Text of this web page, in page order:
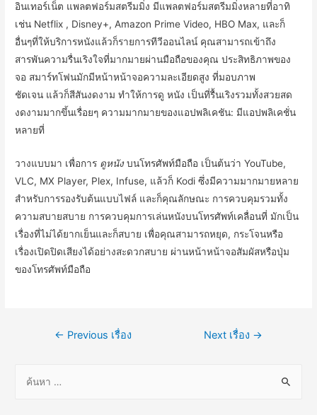
อินเทอร์เน็ต แพลตฟอร์มสตรีมมิ่ง มีแพลตฟอร์มสตรีมมิ่งหลายที่อาทิ
เช่น Netflix , Disney+, Amazon Prime Video, HBO Max, และก็
อื่นๆที่ให้บริการหนังแล้วก็รายการทีวีออนไลน์ คุณสามารถเข้าถึง
สารพันความรื่นเริงใจที่มากมายผ่านมือถือของคุณ ประสิทธิภาพของ
จอ สมาร์ทโฟนมักมีหน้าหน้าจอความละเอียดสูง ที่มอบภาพ
ชัดเจน แล้วก็สีสันงดงาม ทำให้การดู หนัง เป็นที่รื้นเริงรวมทั้งสวยสด
งดงามมากขึ้นเรื่อยๆ ความมากมายของแอปพลิเคชัน:มีแอปพลิเคชั่น
หลายที่
วางแบบมา เพื่อการ ดูหนังบนโทรศัพท์มือถือ เป็นต้นว่า YouTube,
VLC, MX Player, Plex, Infuse, แล้วก็ Kodiซึ่งมีความมากมายหลาย
สำหรับการรองรับต้นแบบไฟล์ และก็คุณลักษณะ การควบคุมรวมทั้ง
ความสบายสบาย การควบคุมการเล่นหนังบนโทรศัพท์เคลื่อนที่ มักเป็น
เรื่องที่ไม่ได้ยากเย็นและก็สบาย เพื่อคุณสามารถหยุด, กระโจนหรือ
เรื่องเปิดปิดเสียงได้อย่างสะดวกสบาย ผ่านหน้าหน้าจอสัมผัสหรือปุ่ม
ของโทรศัพท์มือถือ
แนะแนว
← Previous เรื่อง Next เรื่อง →